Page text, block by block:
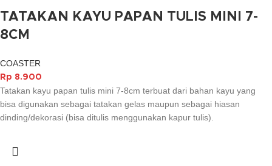
TATAKAN KAYU PAPAN TULIS MINI 7-
8CM
COASTER
Rp 8.900
Tatakan kayu papan tulis mini 7-8cm terbuat dari bahan kayu yang
bisa digunakan sebagai tatakan gelas maupun sebagai hiasan
dinding/dekorasi (bisa ditulis menggunakan kapur tulis).